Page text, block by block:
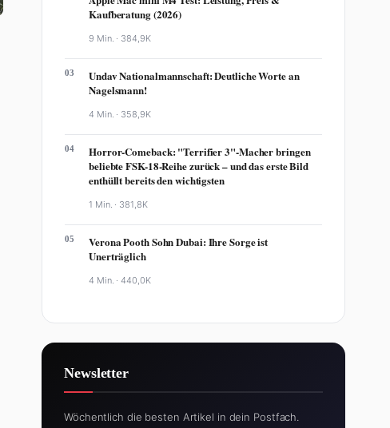
Kaufberatung (2026)
9 Min. · 384,9K
03
Undav Nationalmannschaft: Deutliche Worte an
Nagelsmann!
4 Min. · 358,9K
04
Horror-Comeback: "Terrifier 3"-Macher bringen
beliebte FSK-18-Reihe zurück – und das erste Bild
enthüllt bereits den wichtigsten
1 Min. · 381,8K
05
Verona Pooth Sohn Dubai: Ihre Sorge ist
Unerträglich
4 Min. ·440,0K
Newsletter
Wöchentlich die besten Artikel in dein Postfach.